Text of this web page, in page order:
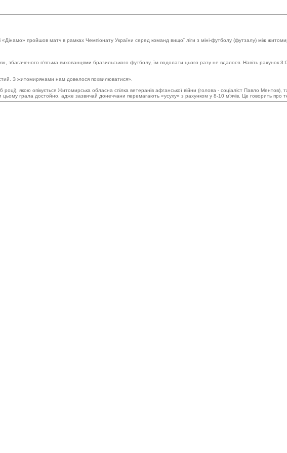
«Дінамо» пройшов матч в рамках Чемпіонату України серед команд вищої ліги з міні-футболу (футзалу) між
збагаченого п’ятьма вихованцями бразильського футболу, їм подолати цього разу не вдалося. Навіть рахунок
З житомирянами нам довелося похвилюватися».
якою опікується Житомирська обласна спілка ветеранів афганської війни (голова - соціаліст Павло Ментов),
цьому грала достойно, адже зазвичай донеччани перемагають «усуху» з рахунком у 8-10 м’ячів. Це говорить